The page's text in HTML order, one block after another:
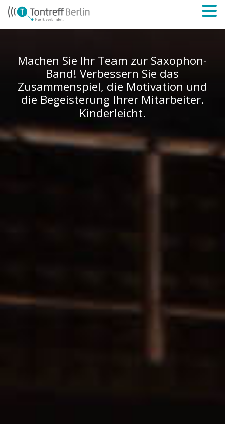
Machen Sie Ihr Team zur Saxophon-
Band! Verbessern Sie das
Zusammenspiel, die Motivation und
die Begeisterung Ihrer Mitarbeiter.
Kinderleicht.